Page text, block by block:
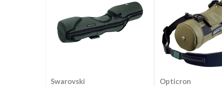
Swarovski Opticron